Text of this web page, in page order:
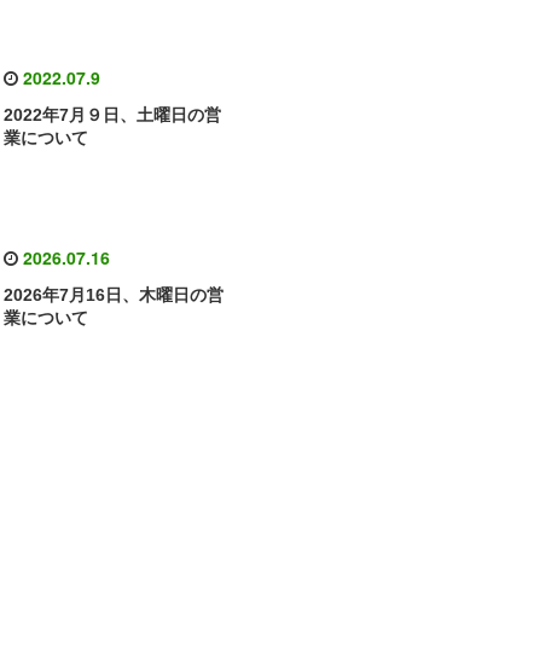
2022.07.9
2022年7月９日、土曜日の営
業について
2026.07.16
2026年7月16日、木曜日の営
業について